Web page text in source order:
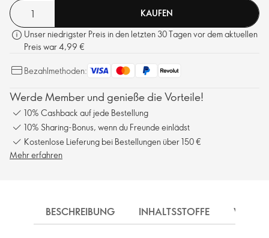
KAUFEN
Unser niedrigster Preis in den letzten 30 Tagen vor dem aktuellen
Preis war 4,99 €
Bezahlmethoden:
Werde Member und genieße die Vorteile!
10% Cashback auf jede Bestellung
10% Sharing-Bonus, wenn du Freunde einlädst
Kostenlose Lieferung bei Bestellungen über 150 €
Mehr erfahren
BESCHREIBUNG INHALTSSTOFFE